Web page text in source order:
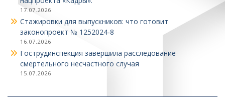
17.07.2026
Стажировки для выпускников: что готовит
законопроект № 1252024‑8
16.07.2026
Гострудинспекция завершила расследование
смертельного несчастного случая
15.07.2026